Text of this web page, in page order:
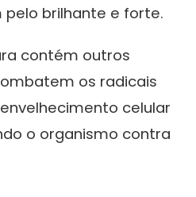
brilhante e forte.
contém outros
os radicais
celular
o organismo contra